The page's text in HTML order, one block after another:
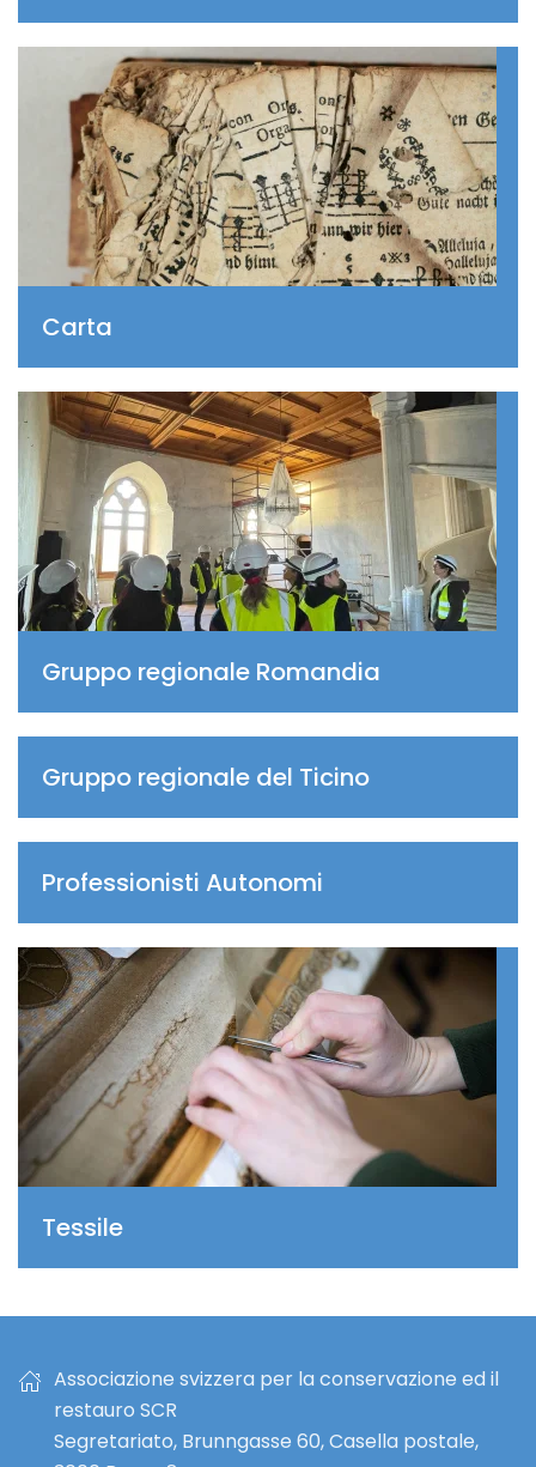
Carta
Gruppo regionale Romandia
Gruppo regionale del Ticino
Professionisti Autonomi
Tessile
Associazione svizzera per la conservazione ed il
restauro SCR
Segretariato, Brunngasse 60, Casella postale,